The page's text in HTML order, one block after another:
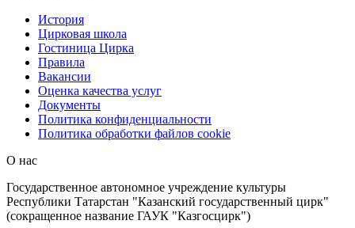
История
Цирковая школа
Гостиница Цирка
Правила
Вакансии
Оценка качества услуг
Документы
Политика конфиденциальности
Политика обработки файлов cookie
О нас
Государственное автономное учреждение культуры
Республики Татарстан "Казанский государственный цирк"
(сокращенное название ГАУК "Казгосцирк")